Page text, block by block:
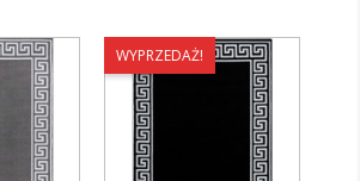
WYPRZEDAŻ!